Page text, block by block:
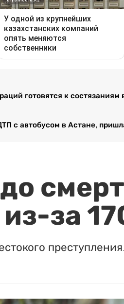
готовятся к состязаниям
с автобусом в Астане,
за
преступления.